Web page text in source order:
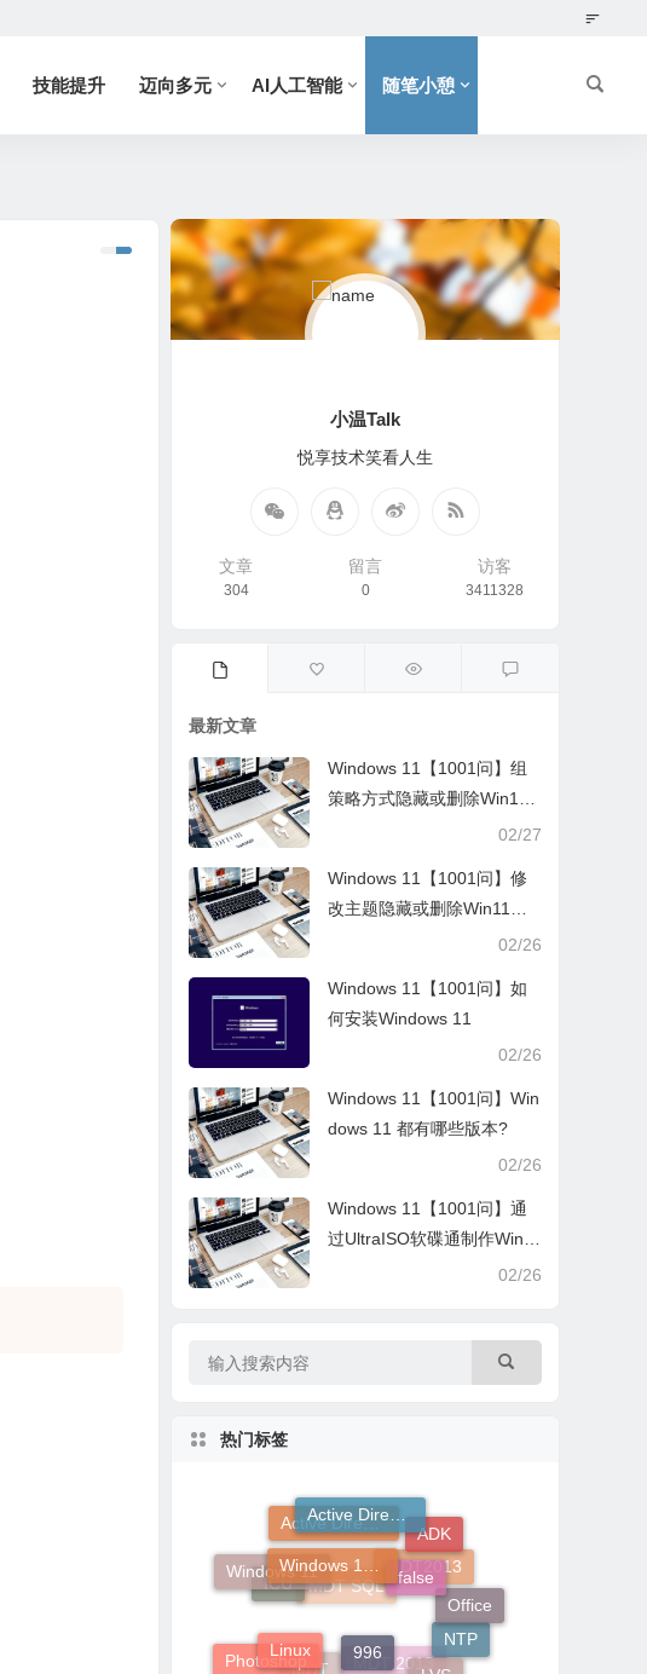
技能提升 迈向多元 AI人工智能 随笔小憩
小温Talk
悦享技术笑看人生
文章
304
留言
0
访客
3411328
最新文章
Windows 11【1001问】组
策略方式隐藏或删除Win11
02/27
Windows 11【1001问】修
改主题隐藏或删除Win11桌
02/26
Windows 11【1001问】如
何安装Windows 11
02/26
Windows 11【1001问】Win
dows 11 都有哪些版本?
02/26
Windows 11【1001问】通
过UltraISO软碟通制作Win 1
02/26
热门标签
Active Directory复制
Active Directory
ADK
MDT2013
ICU
Windows 11
Windows 1001问
false
Office
NTP
Photoshop
Linux
LVS